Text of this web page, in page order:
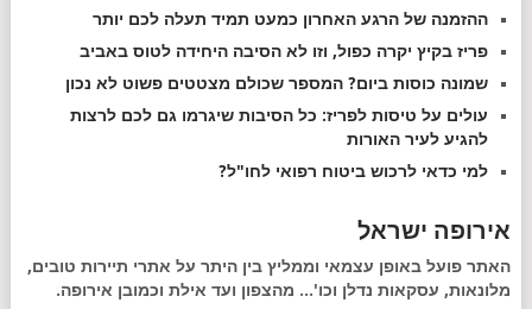
ההזמנה של הרגע האחרון כמעט תמיד תעלה לכם יותר
פריז בקיץ יקרה כפול, וזו לא הסיבה היחידה לטוס באביב
שמונה כוסות ביום? המספר שכולם מצטטים פשוט לא נכון
עולים על טיסות לפריז: כל הסיבות שיגרמו גם לכם לרצות
להגיע לעיר האורות
למי כדאי לרכוש ביטוח רפואי לחו"ל?
אירופה ישראל
האתר פועל באופן עצמאי וממליץ בין היתר על אתרי תיירות טובים,
מלונאות, עסקאות נדלן וכו'... מהצפון ועד אילת וכמובן אירופה.